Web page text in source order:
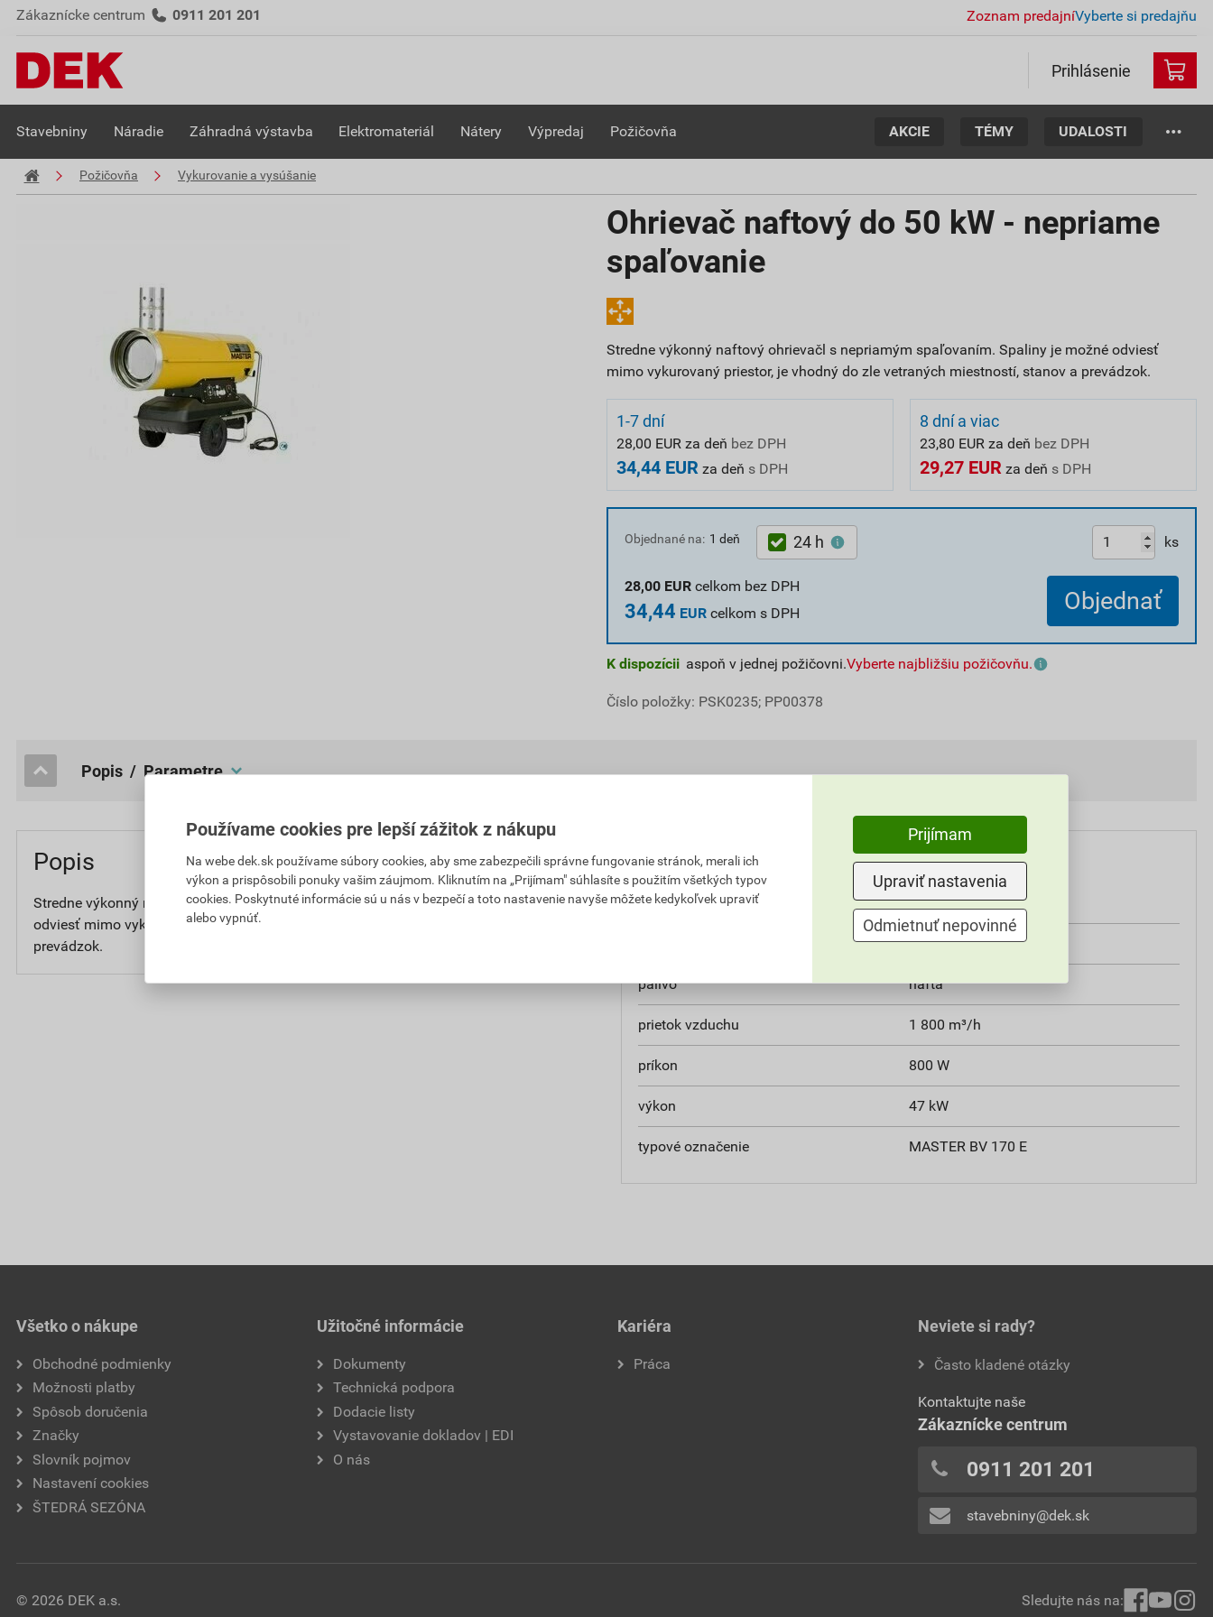
Zákaznícke centrum 0911 201 201 Zoznam predajníVyberte si predajňu
Prihlásenie
Stavebniny Náradie Záhradná výstavba Elektromateriál Nátery Výpredaj Požičovňa AKCIE TÉMY UDALOSTI
Požičovňa Vykurovanie a vysúšanie
Ohrievač naftový do 50 kW - nepriame
spaľovanie
Stredne výkonný naftový ohrievačl s nepriamým spaľovaním. Spaliny je možné odviesť
mimo vykurovaný priestor, je vhodný do zle vetraných miestností, stanov a prevádzok.
1-7 dní
28,00 EUR za deň bez DPH
34,44 EUR za deň s DPH
8 dní a viac
23,80 EUR za deň bez DPH
29,27 EUR za deň s DPH
Objednané na: 1 deň 24 h ks
28,00 EUR celkom bez DPH
34,44 EUR celkom s DPH Objednať
K dispozícii aspoň v jednej požičovni.Vyberte najbližšiu požičovňu.
Číslo položky: PSK0235; PP00378
popis / Parametre
Popis
Stredne výkonný naftový ohrievačl s nepriamým spaľovaním. Spaliny je možné
odviesť mimo vykurovaný priestor, je vhodný do zle vetraných miestností, stanov a
prevádzok.
Parametre
hmotnosť 68 kg
230 V
palivo nafta
prietok vzduchu 1 800 m³/h
príkon 800 W
výkon 47 kW
typové označenie MASTER BV 170 E
Všetko o nákupe
Obchodné podmienky
Možnosti platby
Spôsob doručenia
Značky
Slovník pojmov
Nastavení cookies
ŠTEDRÁ SEZÓNA
Užitočné informácie
Dokumenty
Technická podpora
Dodacie listy
Vystavovanie dokladov | EDI
O nás
Kariéra
Práca
Neviete si rady?
Často kladené otázky
Kontaktujte naše
Zákaznícke centrum
0911 201 201
stavebniny@dek.sk
© 2026 DEK a.s. Sledujte nás na:
Používame cookies pre lepší zážitok z nákupu
Na webe dek.sk používame súbory cookies, aby sme zabezpečili správne fungovanie stránok, merali ich
výkon a prispôsobili ponuky vašim záujmom. Kliknutím na „Prijímam" súhlasíte s použitím všetkých typov
cookies. Poskytnuté informácie sú u nás v bezpečí a toto nastavenie navyše môžete kedykoľvek upraviť
alebo vypnúť.
Prijímam
Upraviť nastavenia
Odmietnuť nepovinné